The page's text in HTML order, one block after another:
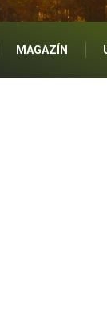
MAGAZÍN